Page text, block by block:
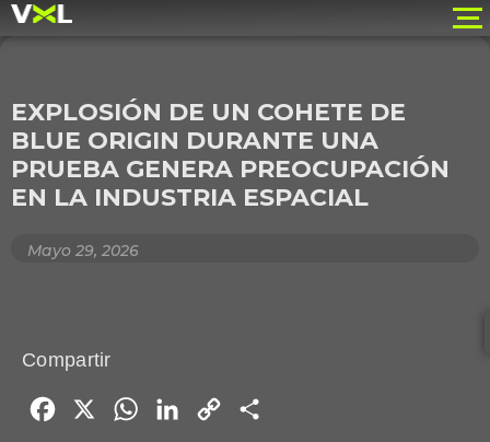
EXPLOSIÓN DE UN COHETE DE
BLUE ORIGIN DURANTE UNA
PRUEBA GENERA PREOCUPACIÓN
EN LA INDUSTRIA ESPACIAL
Mayo 29, 2026
Compartir
Facebook WhatsAppLinkedIn
Copy